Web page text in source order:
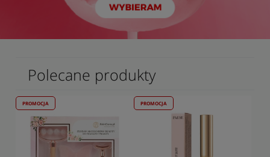
Polecane produkty
PROMOCJA PROMOCJA